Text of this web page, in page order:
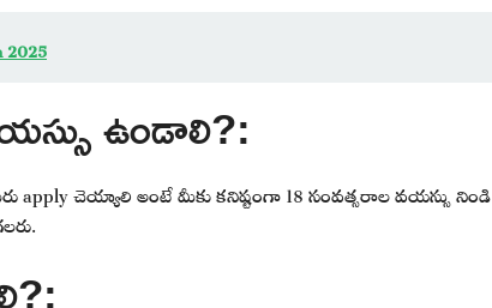
2025
ఉండాలి?:
apply చెయ్యాలి అంటే మీకు కనిష్టంగా 18 సంవత్సరాల వయస్సు నిండి